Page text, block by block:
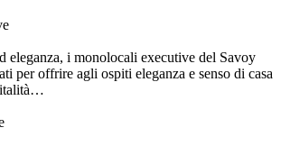
eleganza, i monolocali executive del Savoy
per offrire agli ospiti eleganza e senso di casa